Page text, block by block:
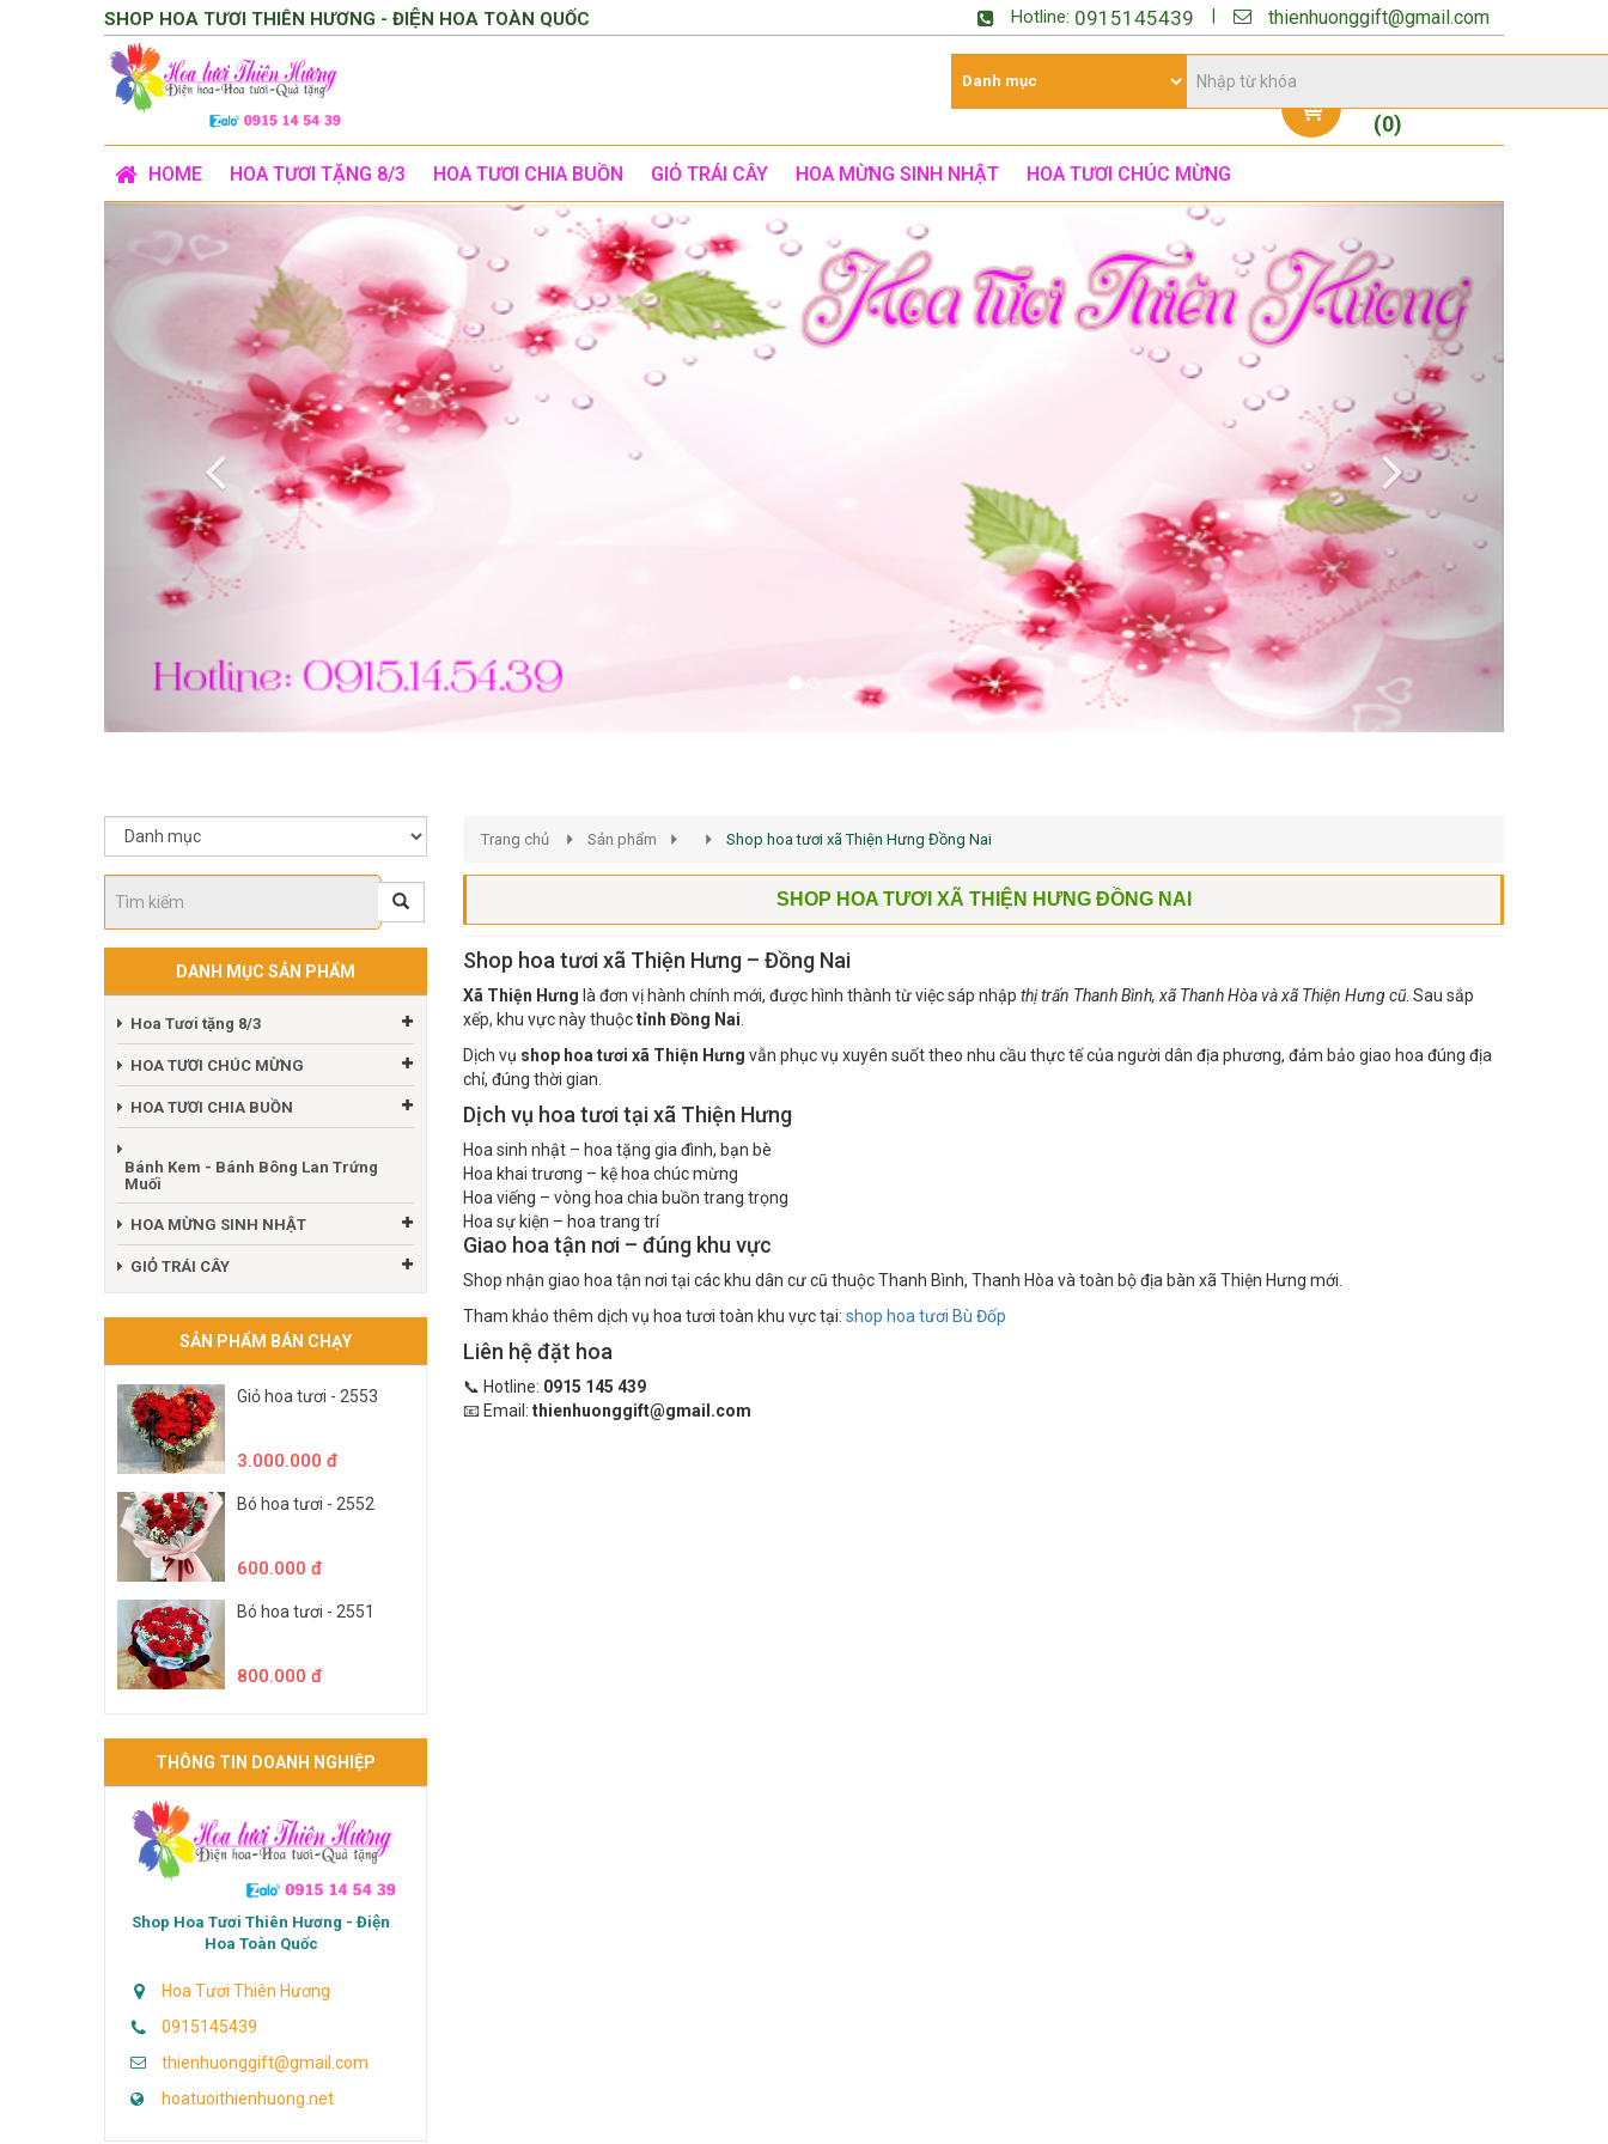
SHOP HOA TƯƠI THIÊN HƯƠNG - ĐIỆN HOA TOÀN QUỐC Hotline: 0915145439 thienhuonggift@gmail.com
(0)
HOME HOA TƯƠI TẶNG 8/3 HOA TƯƠI CHIA BUỒN GIỎ TRÁI CÂY HOA MỪNG SINH NHẬT HOA TƯƠI CHÚC MỪNG
Previous
DANH MỤC SẢN PHẨM
Hoa Tươi tặng 8/3
HOA TƯƠI CHÚC MỪNG
HOA TƯƠI CHIA BUỒN
Bánh Kem - Bánh Bông Lan Trứng
Muối
HOA MỪNG SINH NHẬT
GIỎ TRÁI CÂY
SẢN PHẨM BÁN CHẠY
Giỏ hoa tươi - 2553
3.000.000 đ
Bó hoa tươi - 2552
600.000 đ
Bó hoa tươi - 2551
800.000 đ
THÔNG TIN DOANH NGHIỆP
Shop Hoa Tươi Thiên Hương - Điện
Hoa Toàn Quốc
Hoa Tươi Thiên Hương
0915145439
thienhuonggift@gmail.com
hoatuoithienhuong.net
Trang chủ Sản phẩm Shop hoa tươi xã Thiện Hưng Đồng Nai
SHOP HOA TƯƠI XÃ THIỆN HƯNG ĐỒNG NAI
Shop hoa tươi xã Thiện Hưng – Đồng Nai
Xã Thiện Hưng là đơn vị hành chính mới, được hình thành từ việc sáp nhập thị trấn Thanh Bình, xã Thanh Hòa và xã Thiện Hưng cũ . Sau sắp
xếp, khu vực này thuộctỉnh Đồng Nai
Dịch vụ shop hoa tươi xã Thiện Hưng vẫn phục vụ xuyên suốt theo nhu cầu thực tế của người dân địa phương, đảm bảo giao hoa đúng địa
chỉ, đúng thời gian.
Dịch vụ hoa tươi tại xã Thiện Hưng
Hoa sinh nhật – hoa tặng gia đình, bạn bè
Hoa khai trương – kệ hoa chúc mừng
Hoa viếng – vòng hoa chia buồn trang trọng
Hoa sự kiện – hoa trang trí
Giao hoa tận nơi – đúng khu vực
Shop nhận giao hoa tận nơi tại các khu dân cư cũ thuộc Thanh Bình, Thanh Hòa và toàn bộ địa bàn xã Thiện Hưng mới.
Tham khảo thêm dịch vụ hoa tươi toàn khu vực tại: shop hoa tươi Bù Đốp
Liên hệ đặt hoa
📞 Hotline: 0915 145 439
📧 Email: thienhuonggift@gmail.com